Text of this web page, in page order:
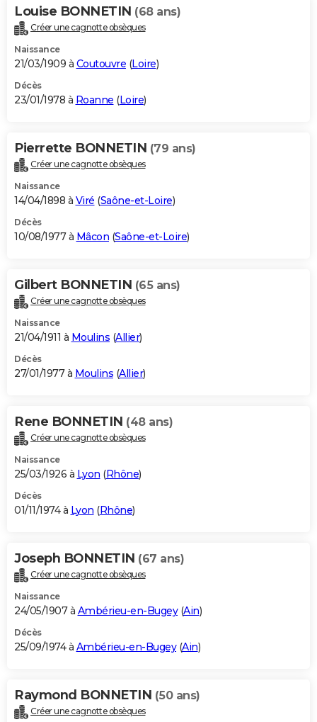
Louise BONNETIN (68 ans)
Créer une cagnotte obsèques
Naissance
21/03/1909 à Coutouvre (Loire)
Décès
23/01/1978 à Roanne (Loire)
Pierrette BONNETIN (79 ans)
Créer une cagnotte obsèques
Naissance
14/04/1898 à Viré (Saône-et-Loire)
Décès
10/08/1977 à Mâcon (Saône-et-Loire)
Gilbert BONNETIN (65 ans)
Créer une cagnotte obsèques
Naissance
21/04/1911 à Moulins (Allier)
Décès
27/01/1977 à Moulins (Allier)
Rene BONNETIN (48 ans)
Créer une cagnotte obsèques
Naissance
25/03/1926 à Lyon (Rhône)
Décès
01/11/1974 à Lyon (Rhône)
Joseph BONNETIN (67 ans)
Créer une cagnotte obsèques
Naissance
24/05/1907 à Ambérieu-en-Bugey(Ain)
Décès
25/09/1974 à Ambérieu-en-Bugey(Ain)
Raymond BONNETIN (50 ans)
Créer une cagnotte obsèques